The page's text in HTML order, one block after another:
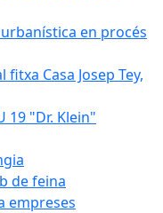
en procés
Casa Josep Tey,
19 "Dr. Klein"
de feina
empreses